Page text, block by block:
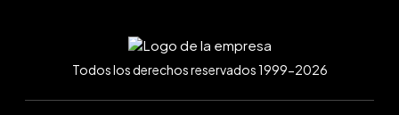
Todos los derechos reservados 1999-2026